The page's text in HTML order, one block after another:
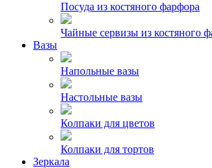
Посуда из костяного фарфора
Чайные сервизы из костяного
Вазы
Напольные вазы
Настольные вазы
Колпаки для цветов
Колпаки для тортов
Зеркала